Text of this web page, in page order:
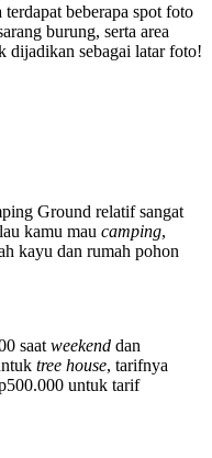
beberapa spot foto
burung, serta area
dijadikan sebagai latar foto!
Ground relatif sangat
kamu mau camping,
kayu dan rumah pohon
saat weekend dan
tree house, tarifnya
untuk tarif